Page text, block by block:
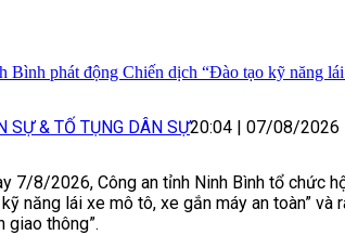
Bình phát động Chiến dịch “Đào tạo kỹ năng
SỰ & TỐ TỤNG DÂN SỰ20:04 | 07/08/2026
7/8/2026, Công an tỉnh Ninh Bình tổ chức
năng lái xe mô tô, xe gắn máy an toàn” và
giao thông”.